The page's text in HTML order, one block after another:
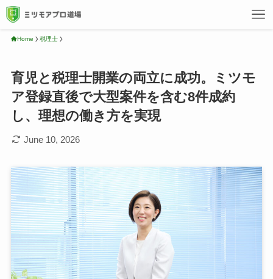
Home 税理士
育児と税理士開業の両立に成功。ミツモ
ア登録直後で大型案件を含む8件成約
し、理想の働き方を実現
June 10, 2026